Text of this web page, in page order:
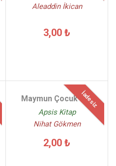
Aleaddin İkican
3,00 ₺
İadesiz
Maymun Çocuk Sisi
Apsis Kitap
Nihat Gökmen
2,00 ₺